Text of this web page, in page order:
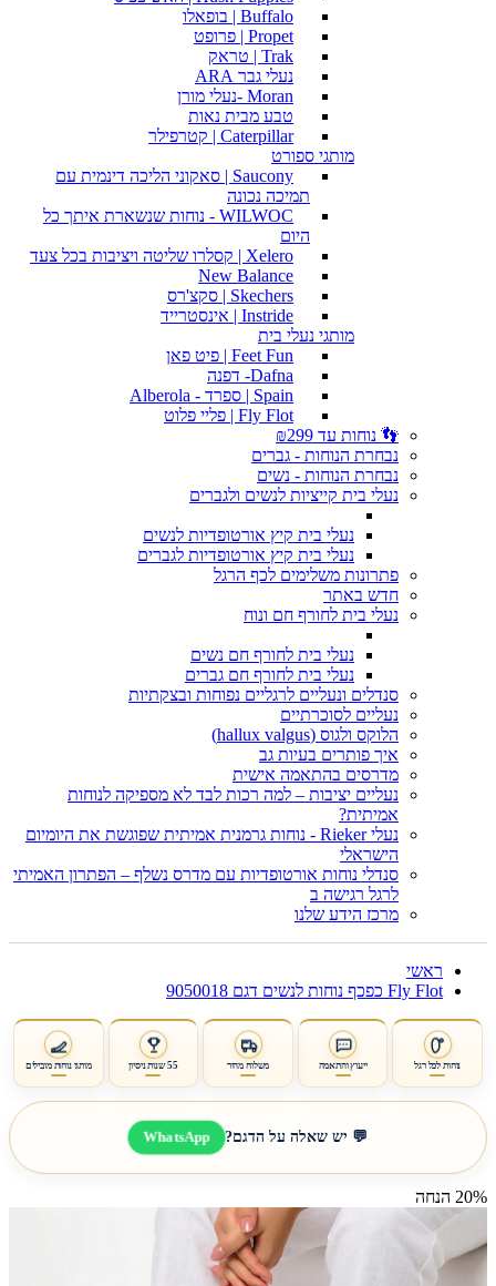
Buffalo | בופאלו
Propet | פרופט
Trak | טראק
נעלי גבר ARA
Moran -נעלי מורן
טבע מבית נאות
Caterpillar | קטרפילר
מותגי ספורט
Saucony | סאקוני הליכה דינמית עם
תמיכה נכונה
WILWOC - נוחות שנשארת איתך כל
היום
Xelero | קסלרו שליטה ויציבות בכל צעד
New Balance
Skechers | סקצ'רס
Instride | אינסטרייד
מותגי נעלי בית
Feet Fun | פיט פאן
Dafna- דפנה
Spain | ספרד - Alberola
Fly Flot | פליי פלוט
👣 נוחות עד ₪299
נבחרת הנוחות - גברים
נבחרת הנוחות - נשים
נעלי בית קייציות לנשים ולגברים
נעלי בית קיץ אורטופדיות לנשים
נעלי בית קיץ אורטופדיות לגברים
פתרונות משלימים לכף הרגל
חדש באתר
נעלי בית לחורף חם ונוח
נעלי בית לחורף חם נשים
נעלי בית לחורף חם גברים
סנדלים ונעליים לרגליים נפוחות ובצקתיות
נעליים לסוכרתיים
הלוקס ולגוס (hallux valgus)
איך פותרים בעיות גב
מדרסים בהתאמה אישית
נעליים יציבות – למה רכות לבד לא מספיקה לנוחות
אמיתית?
נעלי Rieker - נוחות גרמנית אמיתית שפוגשת את היומיום
הישראלי
סנדלי נוחות אורטופדיות עם מדרס נשלף – הפתרון האמיתי
לרגל רגישה ב
מרכז הידע שלנו
ראשי
Fly Flot כפכף נוחות לנשים דגם 9050018
נוחות לכל רגל ייעוץ והתאמה משלוח מהיר 55 שנות ניסיון מותגי נוחות מובילים
💬 יש שאלה על הדגם? WhatsApp
20% הנחה